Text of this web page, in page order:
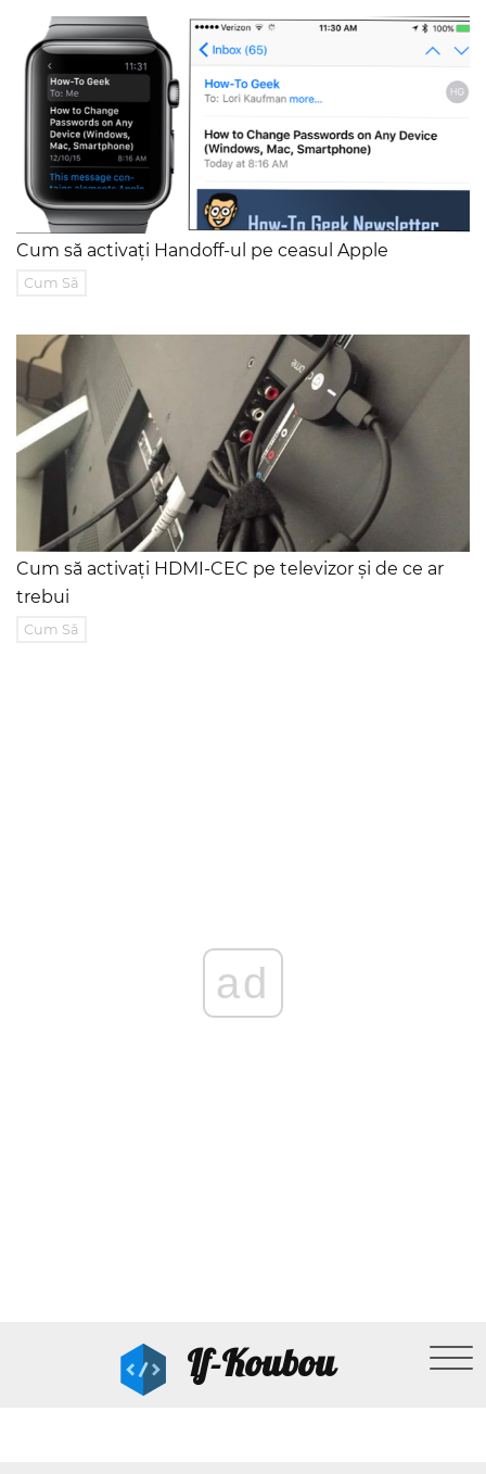
Cum să activați Handoff-ul pe ceasul Apple
Cum Să
Cum să activați HDMI-CEC pe televizor și de ce ar
trebui
Cum Să
ad
If-Koubou